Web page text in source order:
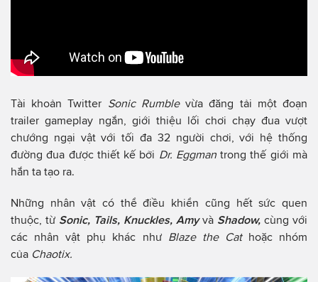
Tài khoản Twitter Sonic Rumblevừa đăng tải một đoạn
trailer gameplay ngắn, giới thiệu lối chơi chạy đua vượt
chướng ngại vật với tối đa 32 người chơi, với hệ thống
đường đua được thiết kế bởi Dr. Eggmantrong thế giới mà
hắn ta tạo ra.
Những nhân vật có thể điều khiển cũng hết sức quen
thuộc, từ Sonic, Tails, Knuckles, Amyvà Shadow, cùng với
các nhân vật phụ khác như Blaze the Cat hoặc nhóm
của Chaotix.